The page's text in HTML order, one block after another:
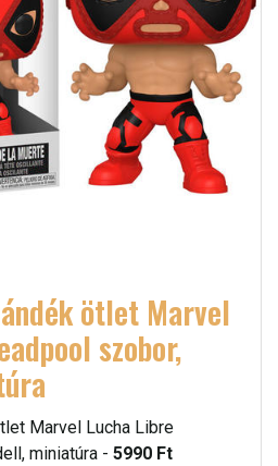
ötlet Marvel
szobor,
Marvel Lucha Libre
miniatúra - 5990 Ft